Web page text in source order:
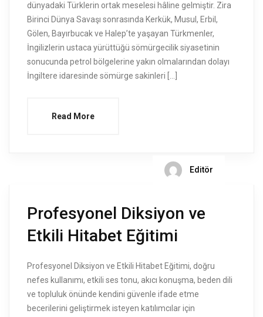
dünyadaki Türklerin ortak meselesi hâline gelmiştir. Zira
Birinci Dünya Savaşı sonrasında Kerkük, Musul, Erbil,
Gölen, Bayırbucak ve Halep’te yaşayan Türkmenler,
İngilizlerin ustaca yürüttüğü sömürgecilik siyasetinin
sonucunda petrol bölgelerine yakın olmalarından dolayı
İngiltere idaresinde sömürge sakinleri […]
Read More
Editör
Profesyonel Diksiyon ve
Etkili Hitabet Eğitimi
Profesyonel Diksiyon ve Etkili Hitabet Eğitimi, doğru
nefes kullanımı, etkili ses tonu, akıcı konuşma, beden dili
ve topluluk önünde kendini güvenle ifade etme
becerilerini geliştirmek isteyen katılımcılar için